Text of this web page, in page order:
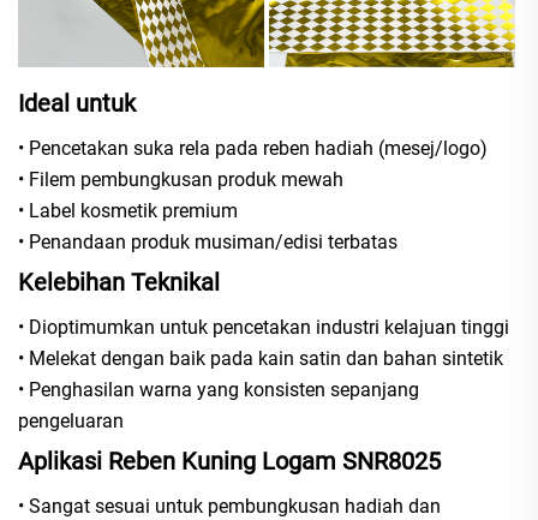
Ideal untuk
• Pencetakan suka rela pada reben hadiah (mesej/logo)
• Filem pembungkusan produk mewah
• Label kosmetik premium
• Penandaan produk musiman/edisi terbatas
Kelebihan Teknikal
• Dioptimumkan untuk pencetakan industri kelajuan tinggi
• Melekat dengan baik pada kain satin dan bahan sintetik
• Penghasilan warna yang konsisten sepanjang
pengeluaran
Aplikasi Reben Kuning Logam SNR8025
• Sangat sesuai untuk pembungkusan hadiah dan